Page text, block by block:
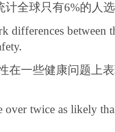
计全球只有6%的人
differences between
在一些健康问题上
twice as likely